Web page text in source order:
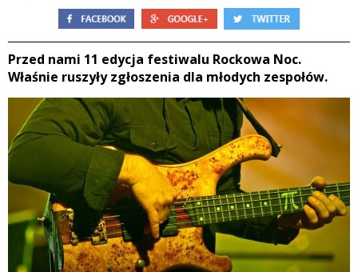
Przed nami 11 edycja festiwalu Rockowa Noc.
Właśnie ruszyły zgłoszenia dla młodych zespołów.